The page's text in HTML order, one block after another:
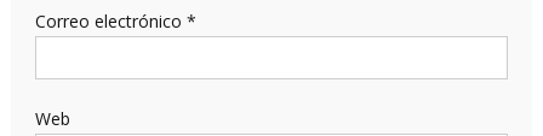
Correo electrónico *
Web